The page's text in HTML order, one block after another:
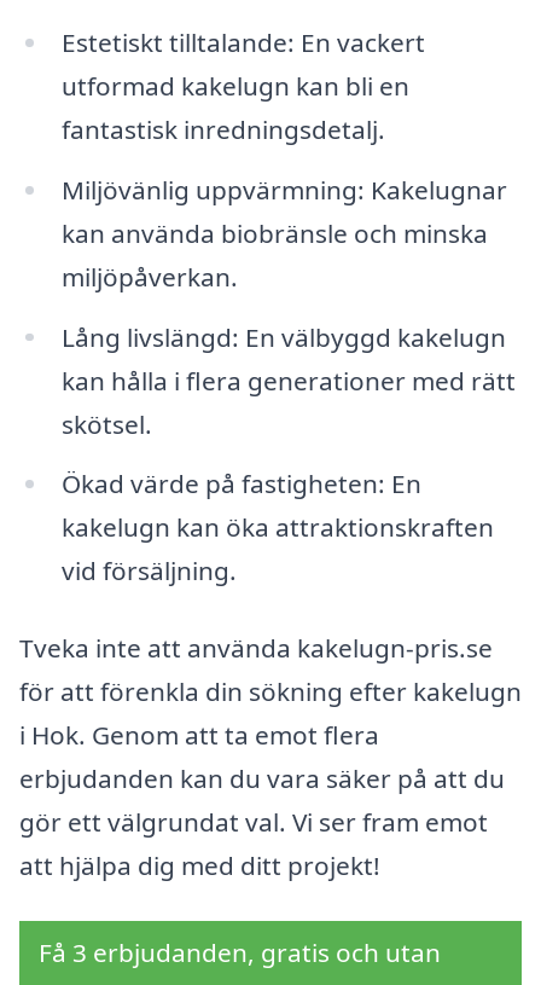
Estetiskt tilltalande: En vackert
utformad kakelugn kan bli en
fantastisk inredningsdetalj.
Miljövänlig uppvärmning: Kakelugnar
kan använda biobränsle och minska
miljöpåverkan.
Lång livslängd: En välbyggd kakelugn
kan hålla i flera generationer med rätt
skötsel.
Ökad värde på fastigheten: En
kakelugn kan öka attraktionskraften
vid försäljning.
Tveka inte att använda kakelugn-pris.se
för att förenkla din sökning efter kakelugn
i Hok. Genom att ta emot flera
erbjudanden kan du vara säker på att du
gör ett välgrundat val. Vi ser fram emot
att hjälpa dig med ditt projekt!
Få 3 erbjudanden, gratis och utan